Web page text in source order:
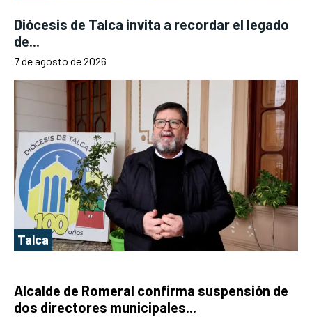
Diócesis de Talca invita a recordar el legado
de...
7 de agosto de 2026
Talca
Alcalde de Romeral confirma suspensión de
dos directores municipales...